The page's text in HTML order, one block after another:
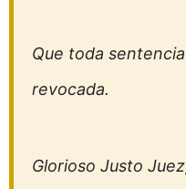
Que toda
revocada.
Glorioso Justo